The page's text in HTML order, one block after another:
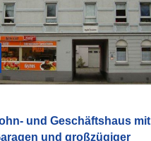
und Geschäftshaus mit
und großzügiger